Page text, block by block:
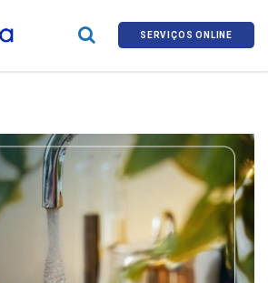
SERVIÇOS ONLINE